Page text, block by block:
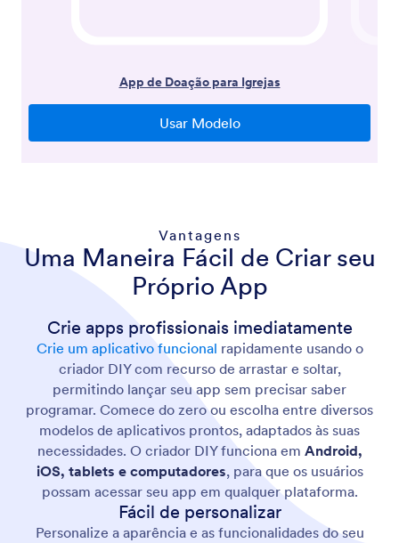
Vantagens
Uma Maneira Fácil de Criar seu
Próprio App
Crie apps profissionais imediatamente
Crie um aplicativo funcional rapidamente usando o
criador DIY com recurso de arrastar e soltar,
permitindo lançar seu app sem precisar saber
programar. Comece do zero ou escolha entre diversos
modelos de aplicativos prontos, adaptados às suas
necessidades. O criador DIY funciona em Android,
iOS, tablets e computadores, para que os usuários
possam acessar seu app em qualquer plataforma.
Fácil de personalizar
Personalize a aparência e as funcionalidades do seu